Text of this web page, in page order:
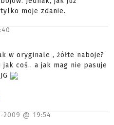
moje zdanie.
w oryginale , żółte naboje?
coś.. a jak mag nie pasuje
2009 @ 19:54